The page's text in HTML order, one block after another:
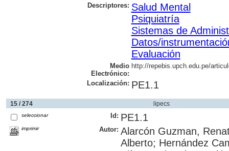
Descriptores: Salud Mental
Psiquiatría
Sistemas de
Datos/
Evaluación
Medio
Electrónico:
http://repebis.upch.edu.pe/
Localización: PE1.1
15 / 274 lipecs
seleccionar
imprimir
Id: PE1.1
Autor: Alarcón Guzman,
Alberto; Hernández